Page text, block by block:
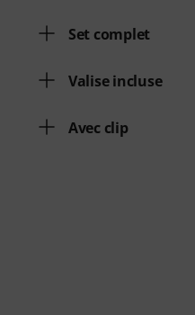
Set complet
Valise incluse
Avec clip